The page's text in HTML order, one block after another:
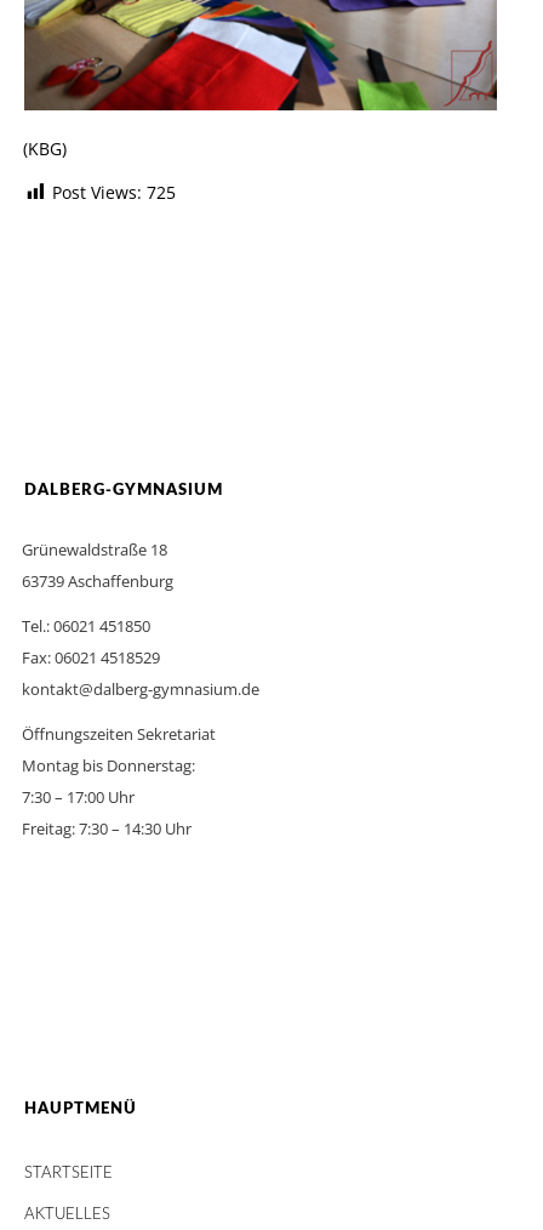
(KBG)
Post Views: 725
DALBERG-GYMNASIUM
Grünewaldstraße 18
63739 Aschaffenburg
Tel.: 06021 451850
Fax: 06021 4518529
kontakt@dalberg-gymnasium.de
Öffnungszeiten Sekretariat
Montag bis Donnerstag:
7:30 – 17:00 Uhr
Freitag: 7:30 – 14:30 Uhr
HAUPTMENÜ
STARTSEITE
AKTUELLES